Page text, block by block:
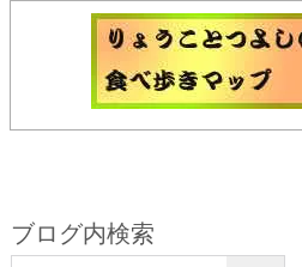
ブログ内検索